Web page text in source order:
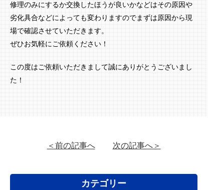
修理のみにするか交換したほうが良いかなどはその原因や
劣化具合などによっても変わりますのでまずは原因から現
場で確認させていただきます。
ぜひお気軽にご依頼ください！
この度はご依頼いただきまして誠にありがとうございまし
た！
＜前の記事へ 次の記事へ＞
カテゴリー